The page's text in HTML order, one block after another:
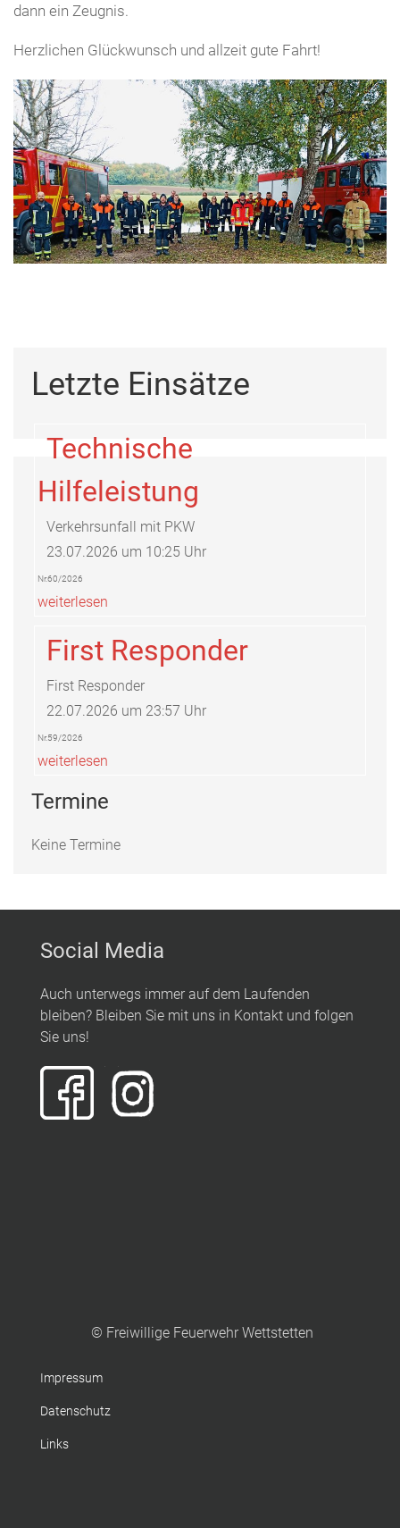
dann ein Zeugnis.
Herzlichen Glückwunsch und allzeit gute Fahrt!
Letzte Einsätze
Technische
Hilfeleistung
Verkehrsunfall mit PKW
23.07.2026 um 10:25 Uhr
Nr.60/2026
weiterlesen
First Responder
First Responder
22.07.2026 um 23:57 Uhr
Nr.59/2026
weiterlesen
Termine
Keine Termine
Social Media
Auch unterwegs immer auf dem Laufenden
bleiben? Bleiben Sie mit uns in Kontakt und folgen
Sie uns!
© Freiwillige Feuerwehr Wettstetten
Impressum
Datenschutz
Links